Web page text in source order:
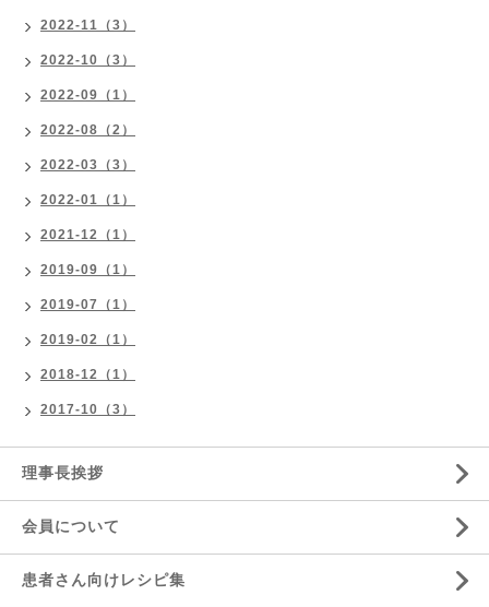
2022-11（3）
2022-10（3）
2022-09（1）
2022-08（2）
2022-03（3）
2022-01（1）
2021-12（1）
2019-09（1）
2019-07（1）
2019-02（1）
2018-12（1）
2017-10（3）
理事長挨拶
会員について
患者さん向けレシピ集